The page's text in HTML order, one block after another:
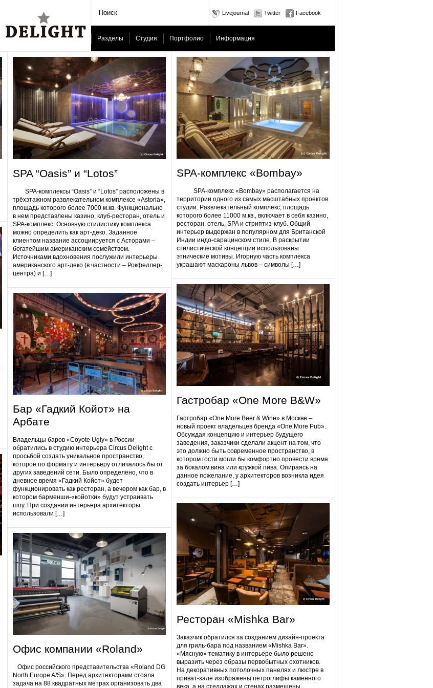
Livejournal Twitter Facebook
Разделы Студия Портфолио Информация
SPA “Oasis” и “Lotos”
SPA-комплексы “Oasis” и “Lotos” расположены в
трёхэтажном развлекательном комплексе «Astoria»,
площадь которого более 7000 м.кв. Функционально
в нем представлены казино, клуб-ресторан, отель и
SPA-комплекс. Основную стилистику комплекса
можно определить как арт-деко. Заданное
клиентом название ассоциируется с Асторами –
богатейшим американским семейством.
Источниками вдохновения послужили интерьеры
американского арт-деко (в частности – Рокфеллер-
центра) и […]
Бар «Гадкий Койот» на
Арбате
Владельцы баров «Coyote Ugly» в России
обратились в студию интерьера Circus Delight с
просьбой создать уникальное пространство,
которое по формату и интерьеру отличалось бы от
других заведений сети. Было определено, что в
дневное время «Гадкий Койот» будет
функционировать как ресторан, а вечером как бар, в
котором барменши-«койотки» будут устраивать
шоу. При создании интерьера архитекторы
использовали […]
Офис компании «Roland»
Офис российского представительства «Roland DG
North Europe A/S». Перед архитекторами стояла
задача на 88 квадратных метрах организовать два
SPA-комплекс «Bombay»
SPA-комплекс «Bombay» располагается на
территории одного из самых масштабных проектов
студии. Развлекательный комплекс, площадь
которого более 11000 м.кв., включает в себя казино,
ресторан, отель, SPA и стриптиз-клуб. Общий
интерьер выдержан в популярном для Британской
Индии индо-сарацинском стиле. В раскрытии
стилистической концепции использованы
этнические мотивы. Игорную часть комплекса
украшают маскароны львов – символы […]
Гастробap «One More B&W»
Гастробap «One More Beer & Wine» в Москве –
новый проект владельцев бренда «One More Pub».
Обсуждая концепцию и интерьер будущего
заведения, заказчики сделали акцент на том, что
это должно быть современное пространство, в
котором гости могли бы комфортно провести время
за бокалом вина или кружкой пива. Опираясь на
данное пожелание, у архитекторов возникла идея
создать интерьер […]
Ресторан «Mishka Bar»
Заказчик обратился за созданием дизайн-проекта
для гриль-бара под названием «Mishka Bar».
«Мясную» тематику в интерьере было решено
выразить через образы первобытных охотников.
На декоративных потолочных панелях и люстре в
приват-зале изображены петроглифы каменного
века, а на стеллажах и стенах размещены